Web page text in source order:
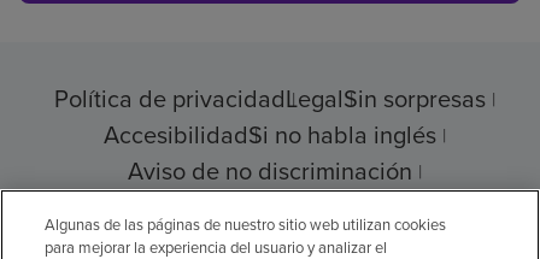
Política de privacidadLegalSin sorpresas
AccesibilidadSi no habla inglés
Aviso de no discriminación
Algunas de las páginas de nuestro sitio web utilizan cookies
para mejorar la experiencia del usuario y analizar el